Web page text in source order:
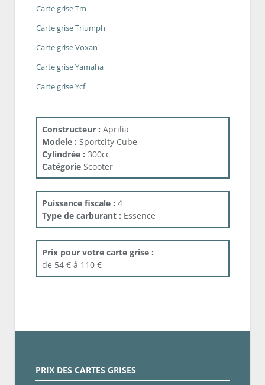
Carte grise Tm
Carte grise Triumph
Carte grise Voxan
Carte grise Yamaha
Carte grise Ycf
Constructeur : Aprilia
Modele : Sportcity Cube
Cylindrée : 300cc
Catégorie Scooter
Puissance fiscale : 4
Type de carburant : Essence
Prix pour votre carte grise :
de 54 € à 110 €
PRIX DES CARTES GRISES